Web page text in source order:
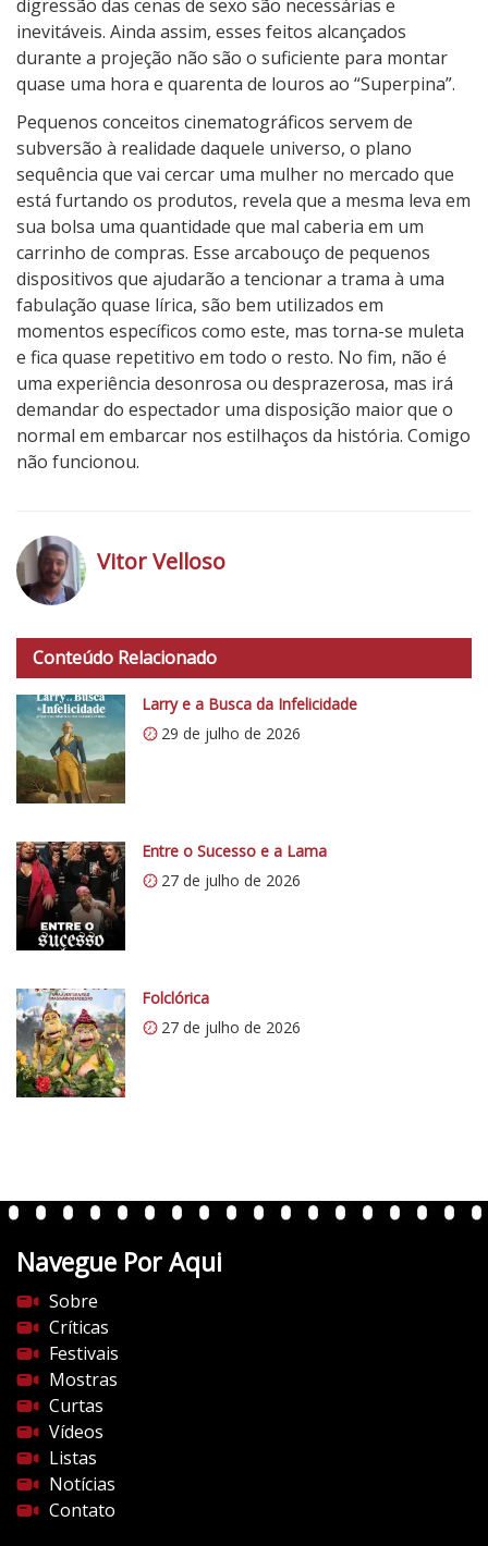
digressão das cenas de sexo são necessárias e
inevitáveis. Ainda assim, esses feitos alcançados
durante a projeção não são o suficiente para montar
quase uma hora e quarenta de louros ao “Superpina”.
Pequenos conceitos cinematográficos servem de
subversão à realidade daquele universo, o plano
sequência que vai cercar uma mulher no mercado que
está furtando os produtos, revela que a mesma leva em
sua bolsa uma quantidade que mal caberia em um
carrinho de compras. Esse arcabouço de pequenos
dispositivos que ajudarão a tencionar a trama à uma
fabulação quase lírica, são bem utilizados em
momentos específicos como este, mas torna-se muleta
e fica quase repetitivo em todo o resto. No fim, não é
uma experiência desonrosa ou desprazerosa, mas irá
demandar do espectador uma disposição maior que o
normal em embarcar nos estilhaços da história. Comigo
não funcionou.
o
t
C
í
t
i
o
5
1
t
p
s
:
/
/
0
.
w
p
.
c
o
m
/
v
n
e
s
d
o
c
i
n
e
m
a
Vitor Velloso
Conteúdo Relacionado
Larry e a Busca da Infelicidade
29 de julho de 2026
Entre o Sucesso e a Lama
27 de julho de 2026
Folclórica
27 de julho de 2026
Navegue Por Aqui
Sobre
Críticas
Festivais
Mostras
Curtas
Vídeos
Listas
Notícias
Contato